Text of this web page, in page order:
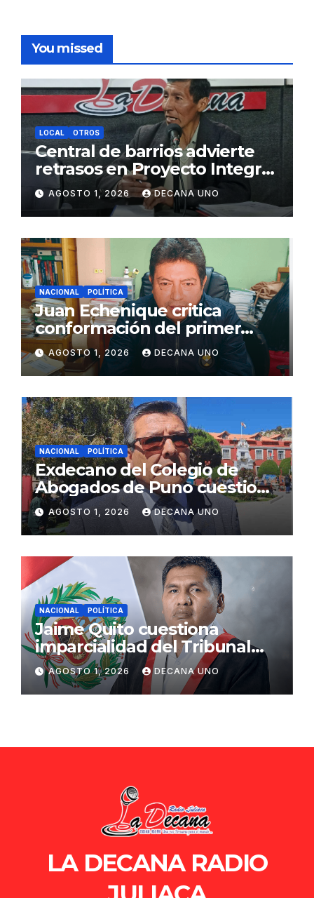
You missed
LOCAL OTROS
Central de barrios advierte
retrasos en Proyecto Integral
de Agua y Alcantarillado para
Juliaca
AGOSTO 1, 2026 DECANA UNO
NACIONAL POLÍTICA
Juan Echenique critica
conformación del primer
gabinete ministerial de Keiko
Fujimori
AGOSTO 1, 2026 DECANA UNO
NACIONAL POLÍTICA
Exdecano del Colegio de
Abogados de Puno cuestiona
propuestas sobre seguridad
ciudadana
AGOSTO 1, 2026 DECANA UNO
NACIONAL POLÍTICA
Jaime Quito cuestiona
imparcialidad del Tribunal
Constitucional tras liberación
de Ollanta Humala
AGOSTO 1, 2026 DECANA UNO
LA DECANA RADIO